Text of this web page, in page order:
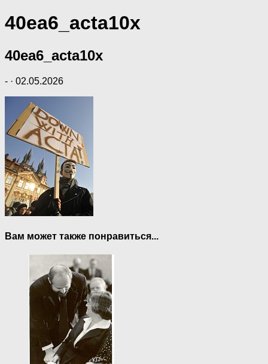
40ea6_acta10x
40ea6_acta10x
- · 02.05.2026
Вам может также понравиться...